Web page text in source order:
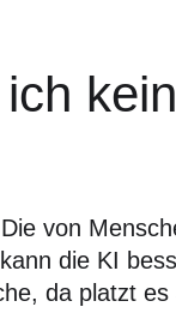
von
die KI
da platzt